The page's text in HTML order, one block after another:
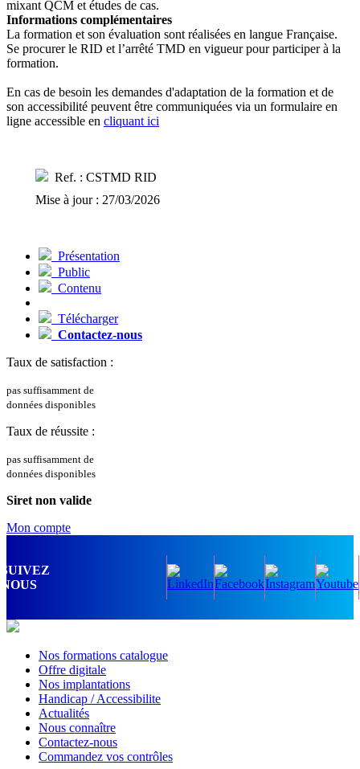
mixant QCM et études de cas.
Informations complémentaires
La formation et son évaluation sont réalisées en langue Française.
Se procurer le RID et l’arrêté TMD en vigueur pour participer à la
formation.
En cas de besoin les demandes d'adaptation de la formation et de
son accessibilité peuvent être communiquées via un formulaire en
ligne accessible en cliquant ici
Ref. : CSTMD RID
Mise à jour : 27/03/2026
Présentation
Public
Contenu
Télécharger
Contactez-nous
Taux de satisfaction :
pas suffisamment de
données disponibles
Taux de réussite :
pas suffisamment de
données disponibles
Siret non valide
Mon compte
SUIVEZ
NOUS
Nos formations catalogue
Offre digitale
Nos implantations
Handicap / Accessibilite
Actualités
Nous connaître
Contactez-nous
Commandez vos contrôles